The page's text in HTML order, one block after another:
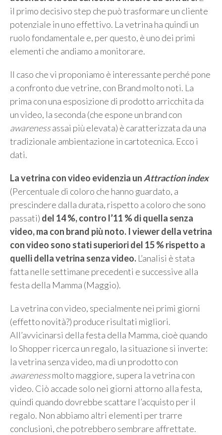
il primo decisivo step che può trasformare un cliente
potenziale in uno effettivo. La vetrina ha quindi un
ruolo fondamentale e, per questo, è uno dei primi
elementi che andiamo a monitorare.
Il caso che vi proponiamo è interessante perché pone
a confronto due vetrine, con Brand molto noti. La
prima con una esposizione di prodotto arricchita da
un video, la seconda (che espone un brand con
awarenessassai più elevata) è caratterizzata da una
tradizionale ambientazione in cartotecnica. Ecco i
dati.
La vetrina con video evidenzia un Attraction index
(Percentuale di coloro che hanno guardato, a
prescindere dalla durata, rispetto a coloro che sono
passati) del 14 %, contro l’11 % di quella senza
video, ma con brand più noto. I viewer della vetrina
con video sono stati superiori del 15 % rispetto a
quelli della vetrina senza video. L’analisi è stata
fatta nelle settimane precedenti e successive alla
festa della Mamma (Maggio).
La vetrina con video, specialmente nei primi giorni
(effetto novità?) produce risultati migliori.
All’avvicinarsi della festa della Mamma, cioè quando
lo Shopper ricerca un regalo, la situazione si inverte:
la vetrina senza video, ma di un prodotto con
awarenessmolto maggiore, supera la vetrina con
video. Ciò accade solo nei giorni attorno alla festa,
quindi quando dovrebbe scattare l’acquisto per il
regalo. Non abbiamo altri elementi per trarre
conclusioni, che potrebbero sembrare affrettate.